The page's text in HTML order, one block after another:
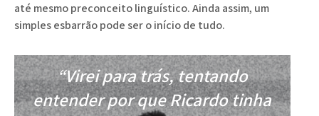
até mesmo preconceito linguístico. Ainda assim, um
simples esbarrão pode ser o início de tudo.
“Virei para trás, tentando
entender por que Ricardo tinha